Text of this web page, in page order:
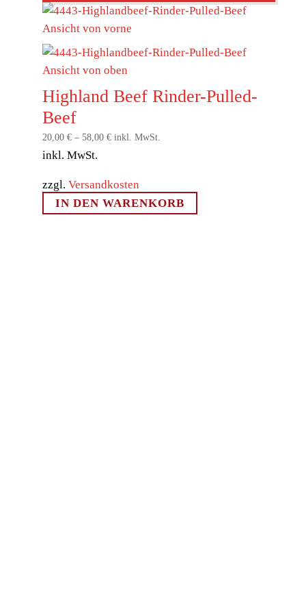
Highland Beef Rinder-Pulled-
Beef
20,00 €– 58,00 € inkl. MwSt.
inkl. MwSt.
zzgl. Versandkosten
IN DEN WARENKORB